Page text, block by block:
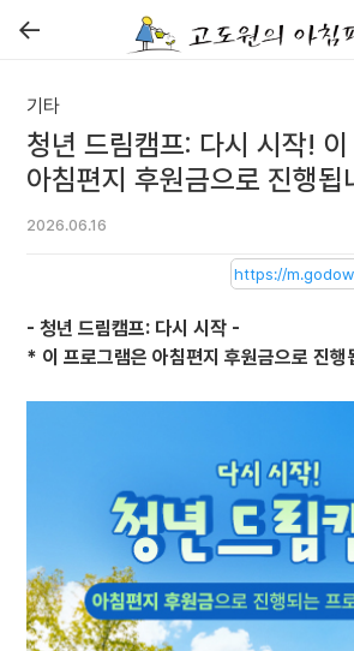
←
기타
청년 드림캠프: 다시 시작!
아침편지 후원금으로 진행됩
2026.06.16
- 청년 드림캠프: 다시 시작 -
* 이 프로그램은 아침편지 후원금으로 진행